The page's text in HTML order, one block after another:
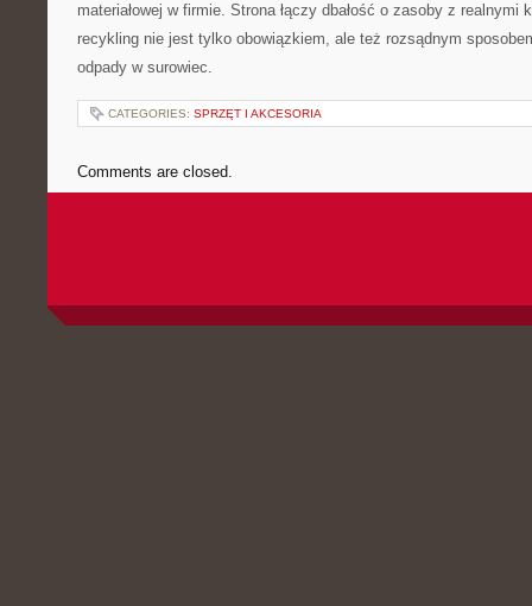
materiałowej w firmie. Strona łączy dbałość o zasoby z
recykling nie jest tylko obowiązkiem, ale też rozsądnym
odpady w surowiec.
CATEGORIES: SPRZĘT I AKCESORIA
Comments are closed.